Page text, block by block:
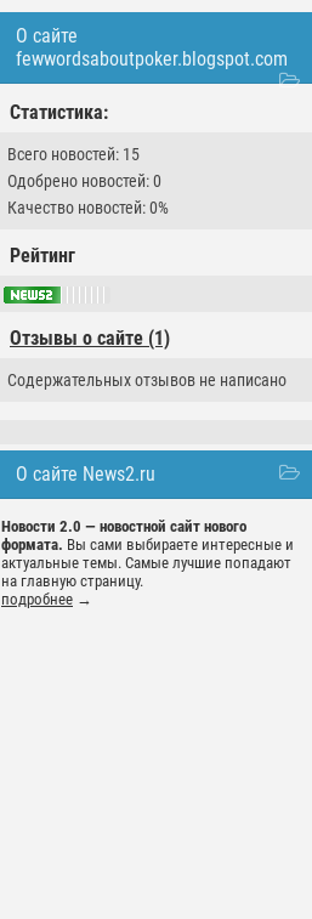
О сайте
fewwordsaboutpoker.blogspot.com
Статистика:
Всего новостей: 15
Одобрено новостей: 0
Качество новостей: 0%
Рейтинг
Отзывы о сайте (1)
Содержательных отзывов не написано
О сайте News2.ru
Новости 2.0 — новостной сайт нового
формата. Вы сами выбираете интересные и
актуальные темы. Самые лучшие попадают
на главную страницу.
подробнее →